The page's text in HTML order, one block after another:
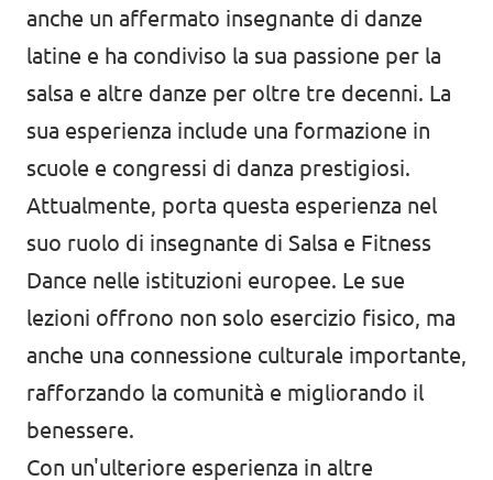
anche un affermato insegnante di danze
latine e ha condiviso la sua passione per la
salsa e altre danze per oltre tre decenni. La
sua esperienza include una formazione in
scuole e congressi di danza prestigiosi.
Attualmente, porta questa esperienza nel
suo ruolo di insegnante di Salsa e Fitness
Dance nelle istituzioni europee. Le sue
lezioni offrono non solo esercizio fisico, ma
anche una connessione culturale importante,
rafforzando la comunità e migliorando il
benessere.
Con un'ulteriore esperienza in altre